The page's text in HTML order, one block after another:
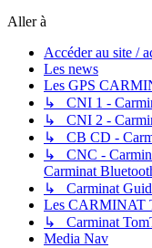
Aller à
Accéder au site /
Les news
Les GPS
↳ CNI 1 -
↳ CNI 2 -
↳ CB CD -
↳ CNC -
Carminat
↳ Carminat
Les CARMINAT
↳ Carminat
Media Nav